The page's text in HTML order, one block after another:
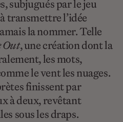
subjugués par le jeu
transmettre l’idée
la nommer. Telle
Out, une création dont la
les mots,
le vent les nuages.
finissent par
à deux, revêtant
sous les draps.